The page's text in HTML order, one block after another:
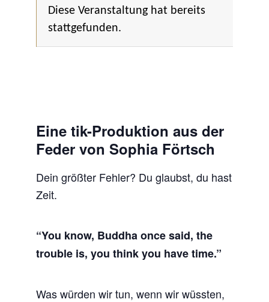
Diese Veranstaltung hat bereits
stattgefunden.
Eine tik-Produktion aus der
Feder von Sophia Förtsch
Dein größter Fehler? Du glaubst, du hast
Zeit.
“You know, Buddha once said, the
trouble is, you think you have time.”
Was würden wir tun, wenn wir wüssten,